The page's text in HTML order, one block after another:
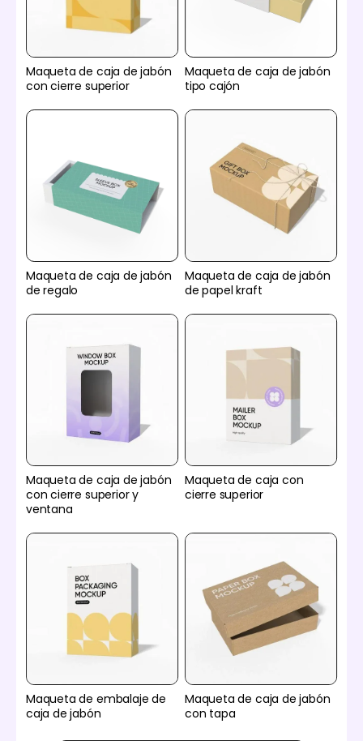
Maqueta de caja de jabón
con cierre superior
Maqueta de caja de jabón
tipo cajón
Maqueta de caja de jabón
de regalo
Maqueta de caja de jabón
de papel kraft
Maqueta de caja de jabón
con cierre superior y
ventana
Maqueta de caja con
cierre superior
Maqueta de embalaje de
caja de jabón
Maqueta de caja de jabón
con tapa